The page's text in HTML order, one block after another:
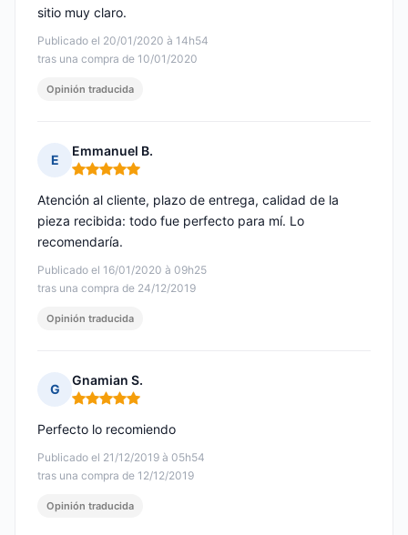
Publicado el 20/01/2020 à 14h54
tras una compra de 10/01/2020
sitio muy claro.
Opinión traducida
E
Emmanuel B.
Nota: 5 de 5
Publicado el 16/01/2020 à 09h25
tras una compra de 24/12/2019
Atención al cliente, plazo de entrega, calidad de la
pieza recibida: todo fue perfecto para mí. Lo
recomendaría.
Opinión traducida
G
Gnamian S.
Nota: 5 de 5
Publicado el 21/12/2019 à 05h54
tras una compra de 12/12/2019
Perfecto lo recomiendo
Opinión traducida